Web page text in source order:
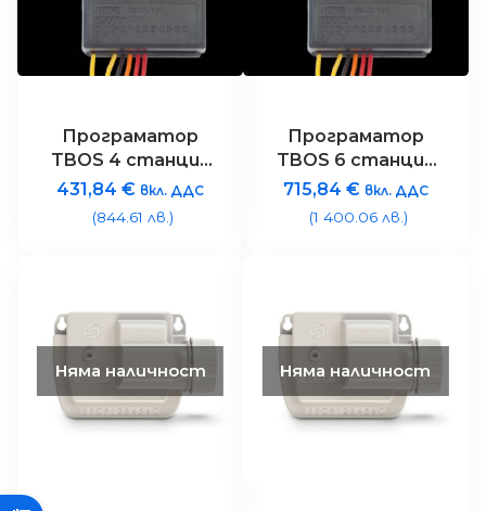
Програматор
TBOS 4 станции
на батерии с
Bluetooth
комуникация IP68
предавател
431,84€ вкл. ДДС
(844.61 лв.)
Програматор
TBOS 6 станции
на батерии с
Bluetooth
комуникация IP68
предавател
715,84 € вкл. ДДС
(1 400.06 лв.)
Няма наличност Няма наличност